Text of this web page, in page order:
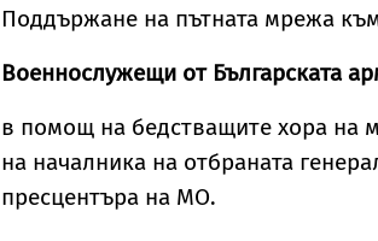
Поддържане на пътната мрежа
Военнослужещи от Българската
в помощ на бедстващите хора на
на началника на отбраната
пресцентъра на МО.